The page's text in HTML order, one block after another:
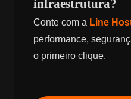
infraestrutura?
Conte com a Line
performance,
o primeiro clique.